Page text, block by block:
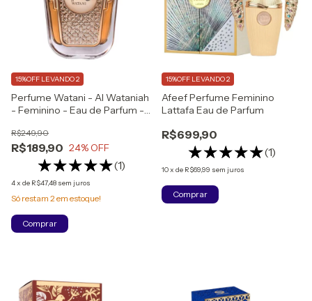
Perfume Watani - Al Wataniah
- Feminino - Eau de Parfum -
R$189,90
R$249,90
24% OFF
(1)
4x de R$47,48 sem juros
15%OFF LEVANDO 2
Só restam 2em estoque!
Afeef Perfume Feminino
Lattafa Eau de Parfum
R$699,90
(1)
10x de R$69,99 sem juros
15%OFF LEVANDO 2
Comprar